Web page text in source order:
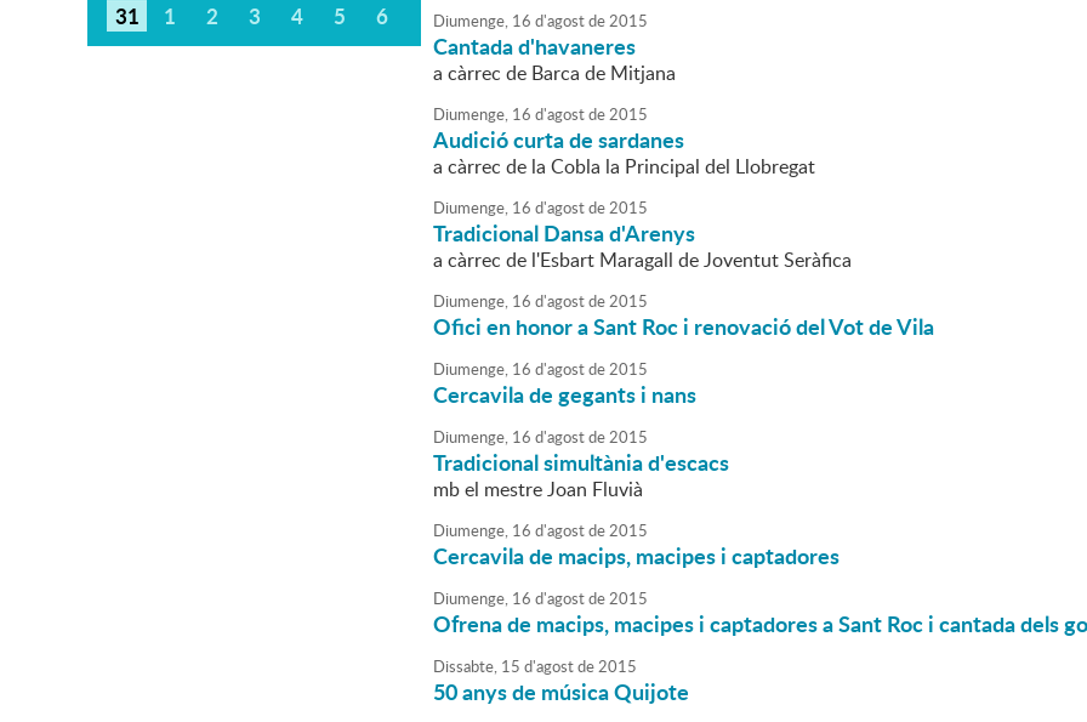
31
1 2 3 4 5 6 Diumenge, 16 d'agostde2015
Cantada d'havaneres
a càrrec de Barca de Mitjana
Diumenge, 16 d'agostde2015
Audició curta de sardanes
a càrrec de la Cobla la Principal del Llobregat
Diumenge, 16 d'agostde2015
Tradicional Dansa d'Arenys
a càrrec de l'Esbart Maragall de Joventut Seràfica
Diumenge, 16 d'agostde2015
Ofici en honor a Sant Roc i renovació del Vot de Vila
Diumenge, 16 d'agostde2015
Cercavila de gegants i nans
Diumenge, 16 d'agostde2015
Tradicional simultània d'escacs
mb el mestre Joan Fluvià
Diumenge, 16 d'agostde2015
Cercavila de macips, macipes i captadores
Diumenge, 16 d'agostde2015
Ofrena de macips, macipes i captadores a Sant Roc i cantada dels
Dissabte, 15 d'agostde2015
50 anys de música Quijote